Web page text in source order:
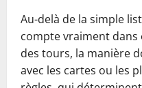
Au-delà de la simple
compte vraiment dans
des tours, la manière
avec les cartes ou les